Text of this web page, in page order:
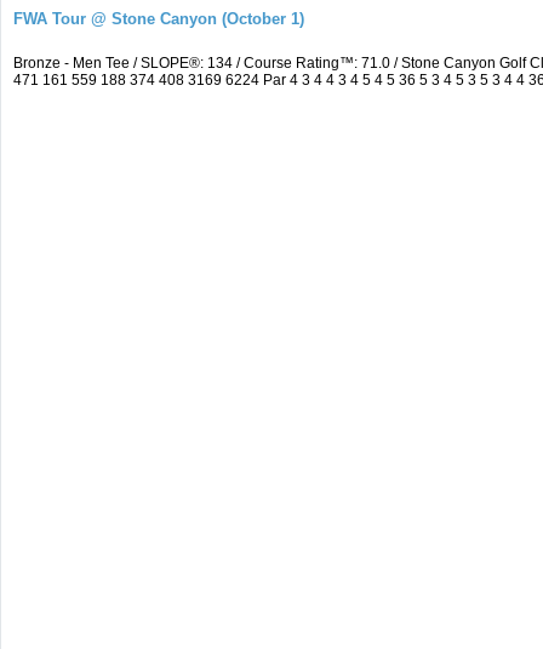
FWA Tour @ Stone Canyon (October 1)
Bronze - Men Tee / SLOPE®: 134 / Course Rating™: 71.0 / Stone Canyon Golf
471 161 559 188 374 408 3169 6224 Par 4 3 4 4 3 4 5 4 5 36 5 3 4 5 3 5 3 4 4